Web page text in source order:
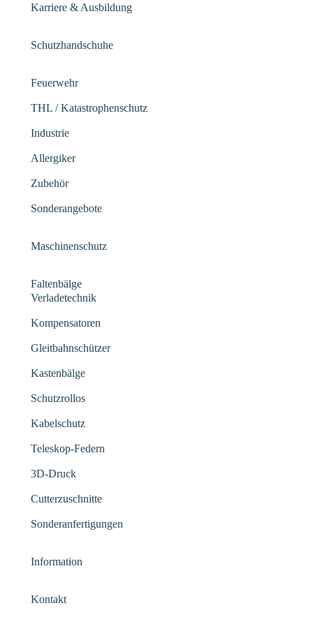
Karriere & Ausbildung
Schutzhandschuhe
Feuerwehr
THL / Katastrophenschutz
Industrie
Allergiker
Zubehör
Sonderangebote
Maschinenschutz
Faltenbälge
Verladetechnik
Kompensatoren
Gleitbahnschützer
Kastenbälge
Schutzrollos
Kabelschutz
Teleskop-Federn
3D-Druck
Cutterzuschnitte
Sonderanfertigungen
Information
Kontakt